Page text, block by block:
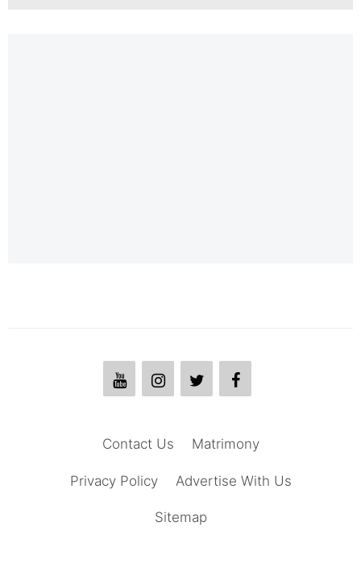
Matrimony
Contact Us
Advertise With Us
Privacy Policy
Sitemap